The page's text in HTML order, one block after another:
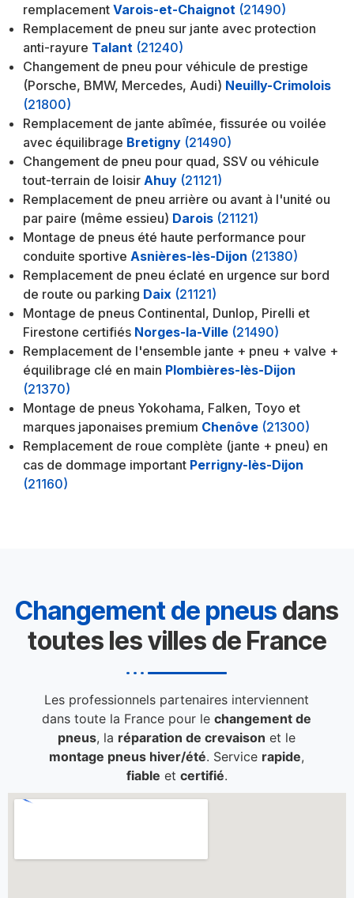
remplacement Varois-et-Chaignot (21490)
Remplacement de pneu sur jante avec protection
anti-rayure Talant (21240)
Changement de pneu pour véhicule de prestige
(Porsche, BMW, Mercedes, Audi) Neuilly-Crimolois
(21800)
Remplacement de jante abîmée, fissurée ou voilée
avec équilibrage Bretigny (21490)
Changement de pneu pour quad, SSV ou véhicule
tout-terrain de loisir Ahuy (21121)
Remplacement de pneu arrière ou avant à l'unité ou
par paire (même essieu) Darois (21121)
Montage de pneus été haute performance pour
conduite sportive Asnières-lès-Dijon (21380)
Remplacement de pneu éclaté en urgence sur bord
de route ou parking Daix (21121)
Montage de pneus Continental, Dunlop, Pirelli et
Firestone certifiés Norges-la-Ville (21490)
Remplacement de l'ensemble jante + pneu + valve +
équilibrage clé en main Plombières-lès-Dijon
(21370)
Montage de pneus Yokohama, Falken, Toyo et
marques japonaises premium Chenôve (21300)
Remplacement de roue complète (jante + pneu) en
cas de dommage important Perrigny-lès-Dijon
(21160)
Changement de pneus dans
toutes les villes de France
Les professionnels partenaires interviennent
dans toute la France pour lechangement de
pneus, la réparation de crevaison et le
montage pneus hiver/été. Service rapide,
fiable et certifié.